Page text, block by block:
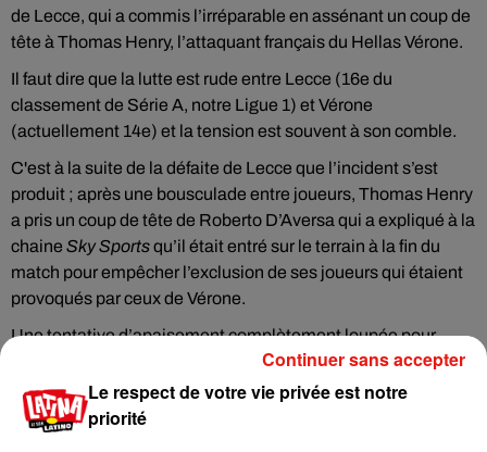
de Lecce, qui a commis l’irréparable en assénant un coup de
tête à Thomas Henry, l’attaquant français du Hellas Vérone.
Il faut dire que la lutte est rude entre Lecce (16e du
classement de Série A, notre Ligue 1) et Vérone
(actuellement 14e) et la tension est souvent à son comble.
C'est à la suite de la défaite de Lecce que l’incident s’est
produit ; après une bousculade entre joueurs, Thomas Henry
a pris un coup de tête de Roberto D’Aversa qui a expliqué à la
chaine Sky Sportsqu’il était entré sur le terrain à la fin du
match pour empêcher l’exclusion de ses joueurs qui étaient
provoqués par ceux de Vérone.
Une tentative d’apaisement complètement loupée pour
D’Aversa, que le club de Lecce a décidé de limoger.
Le respect de votre vie privée est notre
priorité
Continuer sans accepter